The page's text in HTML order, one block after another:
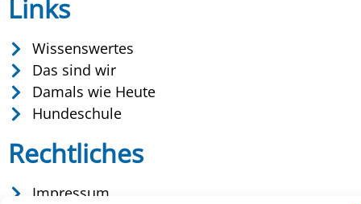
Links
Wissenswertes
Das sind wir
Damals wie Heute
Hundeschule
Rechtliches
Impressum